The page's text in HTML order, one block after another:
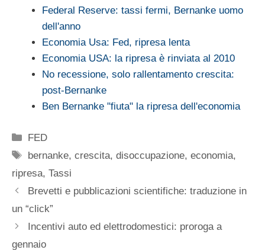
Federal Reserve: tassi fermi, Bernanke uomo
dell'anno
Economia Usa: Fed, ripresa lenta
Economia USA: la ripresa è rinviata al 2010
No recessione, solo rallentamento crescita:
post-Bernanke
Ben Bernanke "fiuta" la ripresa dell'economia
Categorie
FED
Tag
bernanke,crescita,disoccupazione,economia,
ripresa, Tassi
Brevetti e pubblicazioni scientifiche: traduzione in
un “click”
Incentivi auto ed elettrodomestici: proroga a
gennaio